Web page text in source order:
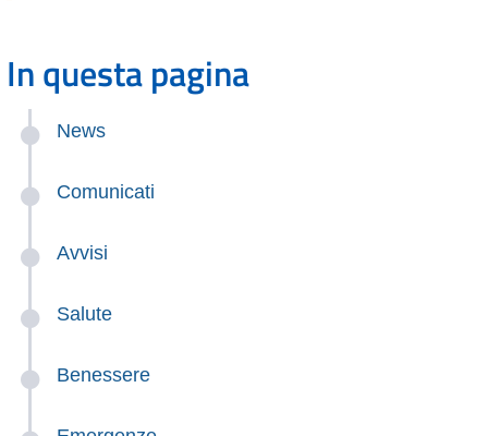
In questa pagina
News
Comunicati
Avvisi
Salute
Benessere